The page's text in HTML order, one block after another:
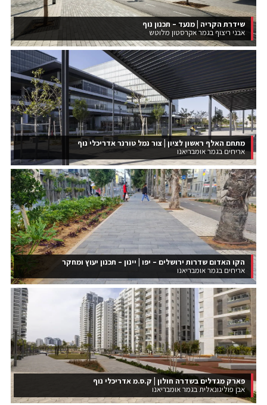
שידרת הקריה | מנעד – תכנון נוף
אבני ריצוף בגמר אקרסטון מלוטש
מתחם האלף ראשון לציון | צור נמל טורנר אדריכלי נוף
אריחים בגמר אומבריאנו
הקו האדום שדרות ירושלים – יפו | יינון – תכנון יעוץ ומחקר
אריחים בגמר אומבריאנו
פארק מגדלים בשדרה חולון | ק.ס.מ אדריכלי נוף
אבן פוליגונאלית בגמר אומבריאנו